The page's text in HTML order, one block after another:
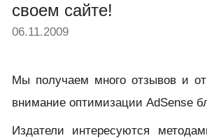
своем сайте!
06.11.2009
Мы получаем много отзывов и
внимание оптимизации AdSense
Издатели интересуются